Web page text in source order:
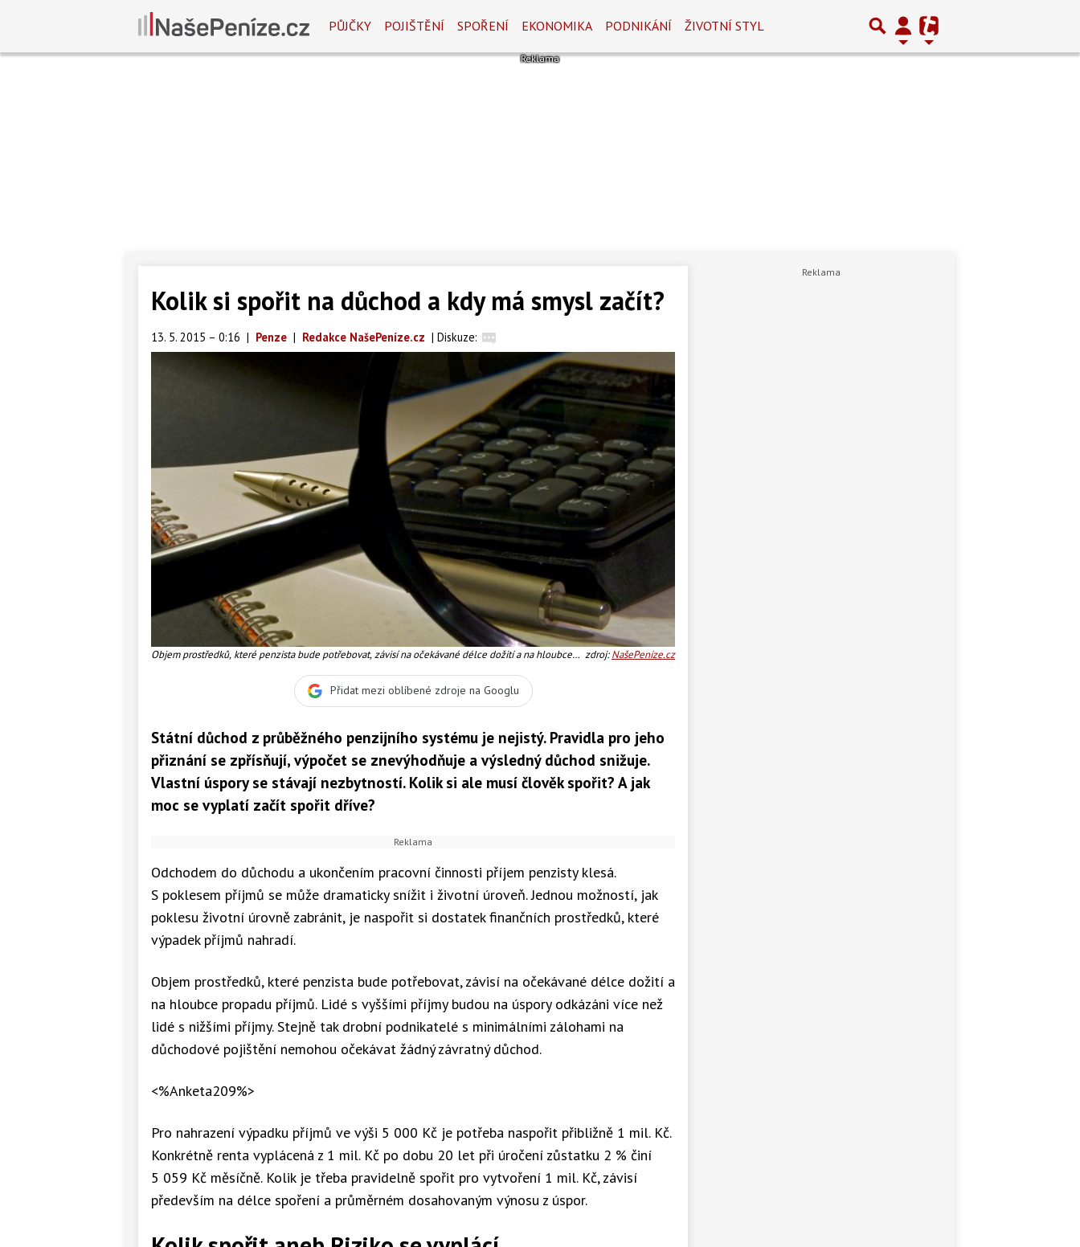
PŮJČKY POJIŠTĚNÍ SPOŘENÍ EKONOMIKA PODNIKÁNÍ ŽIVOTNÍ STYL
Kolik si spořit na důchod a kdy má smysl začít?
13. 5. 2015 – 0:16 | Penze | Redakce NašePeníze.cz | Diskuze:
Objem prostředků, které penzista bude potřebovat, závisí na očekávané délce dožití a na hloubce
zdroj:NašePeníze.cz
Přidat mezi oblíbené zdroje na Googlu
Státní důchod z průběžného penzijního systému je nejistý. Pravidla pro jeho
přiznání se zpřísňují, výpočet se znevýhodňuje a výsledný důchod snižuje.
Vlastní úspory se stávají nezbytností. Kolik si ale musí člověk spořit? A jak
moc se vyplatí začít spořit dříve?
Odchodem do důchodu a ukončením pracovní činnosti příjem penzisty klesá.
S poklesem příjmů se může dramaticky snížit i životní úroveň. Jednou možností, jak
poklesu životní úrovně zabránit, je naspořit si dostatek finančních prostředků, které
výpadek příjmů nahradí.
Objem prostředků, které penzista bude potřebovat, závisí na očekávané délce dožití a
na hloubce propadu příjmů. Lidé s vyššími příjmy budou na úspory odkázáni více než
lidé s nižšími příjmy. Stejně tak drobní podnikatelé s minimálními zálohami na
důchodové pojištění nemohou očekávat žádný závratný důchod.
<%Anketa209%>
Pro nahrazení výpadku příjmů ve výši 5 000 Kč je potřeba naspořit přibližně 1 mil. Kč.
Konkrétně renta vyplácená z 1 mil. Kč po dobu 20 let při úročení zůstatku 2 % činí
5 059 Kč měsíčně. Kolik je třeba pravidelně spořit pro vytvoření 1 mil. Kč, závisí
především na délce spoření a průměrném dosahovaným výnosu z úspor.